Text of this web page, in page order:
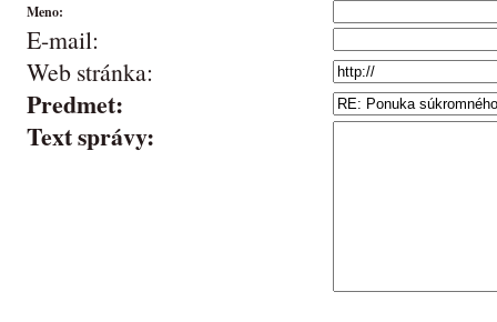
Meno:
E-mail:
Web stránka:
Predmet:
Text správy: